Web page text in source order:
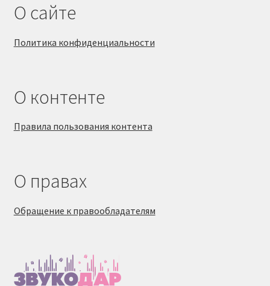
О сайте
Политика конфиденциальности
О контенте
Правила пользования контента
О правах
Обращение к правообладателям